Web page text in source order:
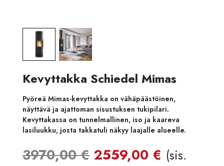
Kevyttakka Schiedel Mimas
Pyöreä Mimas-kevyttakka on vähäpäästöinen,
näyttävä ja ajattoman sisustuksen tukipilari.
Kevyttakassa on tunnelmallinen, iso ja kaareva
lasiluukku, josta takkatuli näkyy laajalle alueelle.
3970,00€ Alkuperäinen
2559,00 € (sis.